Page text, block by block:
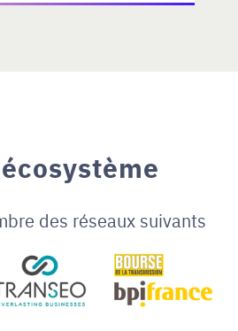
des réseaux suivants